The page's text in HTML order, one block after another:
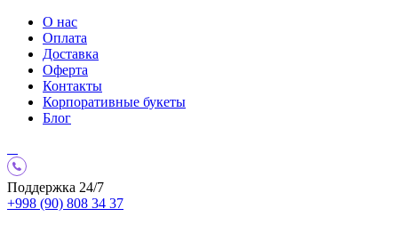
О нас
Оплата
Доставка
Оферта
Контакты
Корпоративные букеты
Блог
Поддержка 24/7
+998 (90) 808 34 37